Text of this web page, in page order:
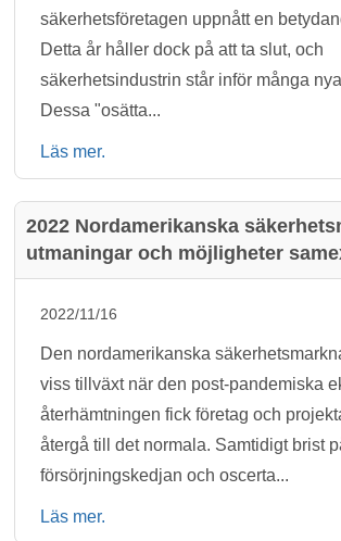
säkerhetsföretagen uppnått en
Detta år håller dock på att ta slut, och
säkerhetsindustrin står inför många
Dessa "osätta...
Läs mer.
2022 Nordamerikanska
utmaningar och möjligheter
2022/11/16
Den nordamerikanska
viss tillväxt när den post-pandemiska
återhämtningen fick företag och
återgå till det normala. Samtidigt brist
försörjningskedjan och oscerta...
Läs mer.